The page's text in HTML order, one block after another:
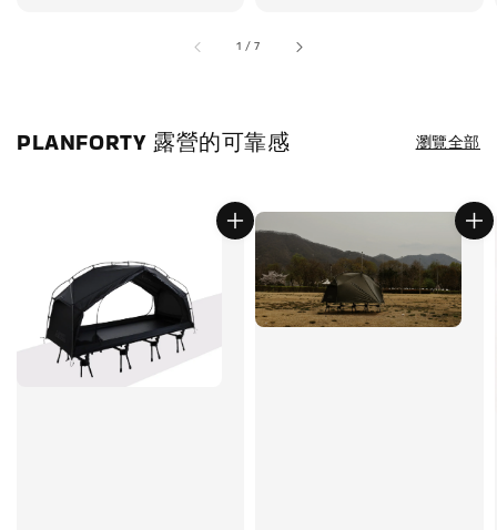
1 /7
PLANFORTY 露營的可靠感 瀏覽全部